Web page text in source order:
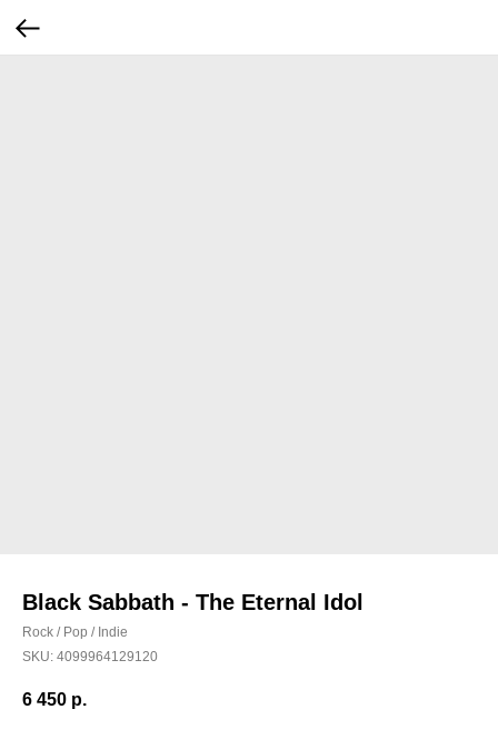
Black Sabbath - The Eternal Idol
Rock / Pop / Indie
SKU: 4099964129120
6 450 р.